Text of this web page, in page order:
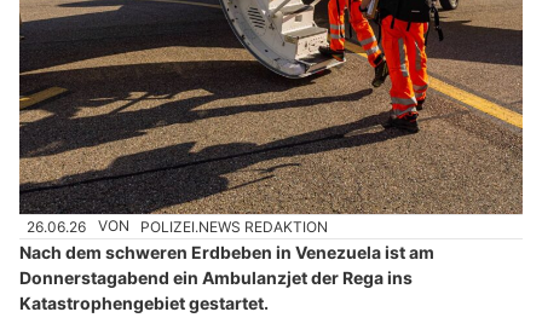
26.06.26 VON POLIZEI.NEWS REDAKTION
Nach dem schweren Erdbeben in Venezuela ist am
Donnerstagabend ein Ambulanzjet der Rega ins
Katastrophengebiet gestartet.